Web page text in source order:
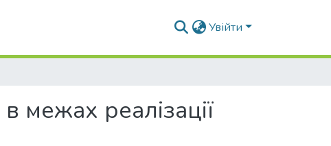
Увійти
межах реалізації